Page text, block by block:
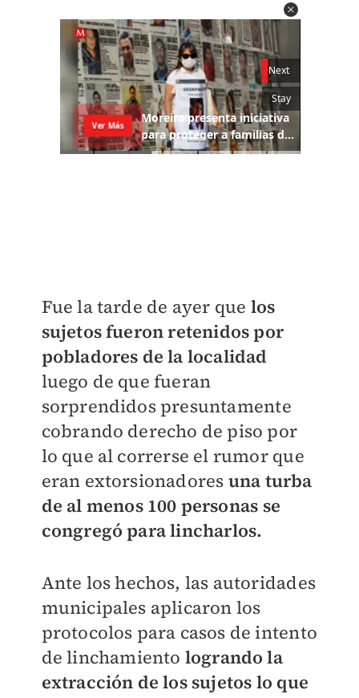
Fue la tarde de ayer que los
sujetos fueron retenidos por
pobladores de la localidad
luego de que fueran
sorprendidos presuntamente
cobrando derecho de piso por
lo que al correrse el rumor que
eran extorsionadores una turba
de al menos 100 personas se
congregó para lincharlos.
Ante los hechos, las autoridades
municipales aplicaron los
protocolos para casos de intento
de linchamiento logrando la
extracción de los sujetos lo que